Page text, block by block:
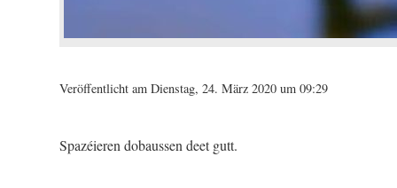
Veröffentlicht am Dienstag, 24. März 2020 um 09:29
Spazéieren dobaussen deet gutt.